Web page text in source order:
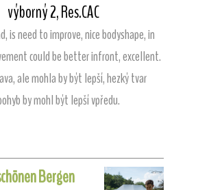
výborný 2, Res.CAC
is need to improve, nice bodyshape, in
could be better infront, excellent.
ale mohla by být lepší, hezký tvar
by mohl být lepší vpředu.
Bergen